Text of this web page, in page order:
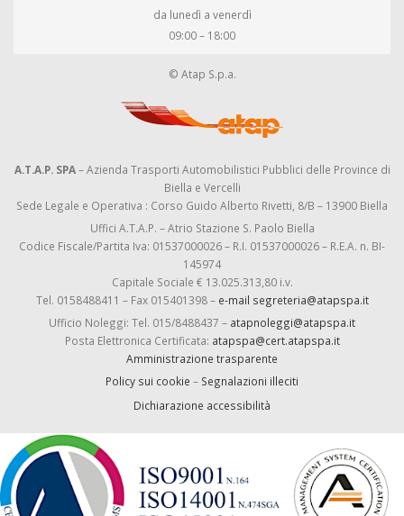
da lunedì a venerdì
09:00 – 18:00
© Atap S.p.a.
A.T.A.P. SPA– Azienda Trasporti Automobilistici Pubblici delle Province di
Biella e Vercelli
Sede Legale e Operativa : Corso Guido Alberto Rivetti, 8/B – 13900 Biella
Uffici A.T.A.P. – Atrio Stazione S. Paolo Biella
Codice Fiscale/Partita Iva: 01537000026 – R.I. 01537000026 – R.E.A. n. BI-
145974
Capitale Sociale € 13.025.313,80 i.v.
Tel. 0158488411 – Fax 015401398 – e-mail segreteria@atapspa.it
Ufficio Noleggi: Tel. 015/8488437 – atapnoleggi@atapspa.it
Posta Elettronica Certificata: atapspa@cert.atapspa.it
Amministrazione trasparente
Policy sui cookie – Segnalazioni illeciti
Dichiarazione accessibilità